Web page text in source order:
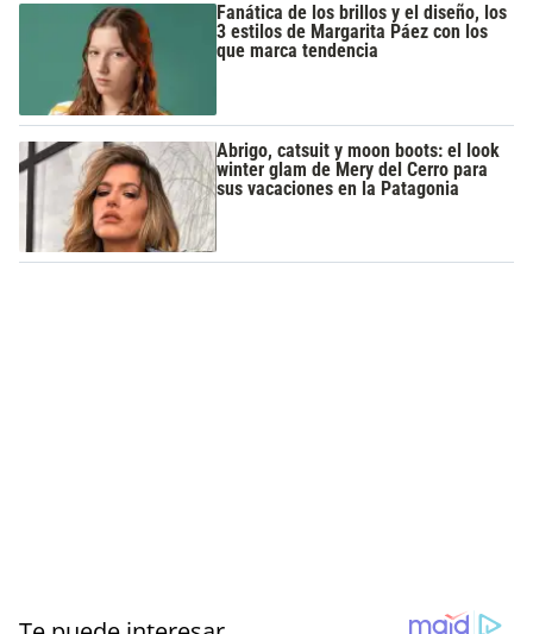
Fanática de los brillos y el diseño, los
3 estilos de Margarita Páez con los
que marca tendencia
Abrigo, catsuit y moon boots: el look
winter glam de Mery del Cerro para
sus vacaciones en la Patagonia